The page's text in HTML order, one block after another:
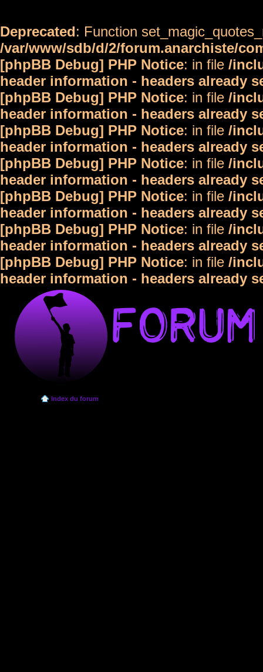
Deprecated: Function
/var/www/sdb/d/2/forum.anarchiste/
[phpBB Debug] PHP Notice: in file /
header information - headers already
[phpBB Debug] PHP Notice: in file /
header information - headers already
[phpBB Debug] PHP Notice: in file /
header information - headers already
[phpBB Debug] PHP Notice: in file /
header information - headers already
[phpBB Debug] PHP Notice: in file /
header information - headers already
[phpBB Debug] PHP Notice: in file /
header information - headers already
[phpBB Debug] PHP Notice: in file /
header information - headers already
Index du forum